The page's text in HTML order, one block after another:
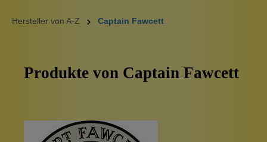
Hersteller von A-Z Captain Fawcett
Produkte von Captain Fawcett